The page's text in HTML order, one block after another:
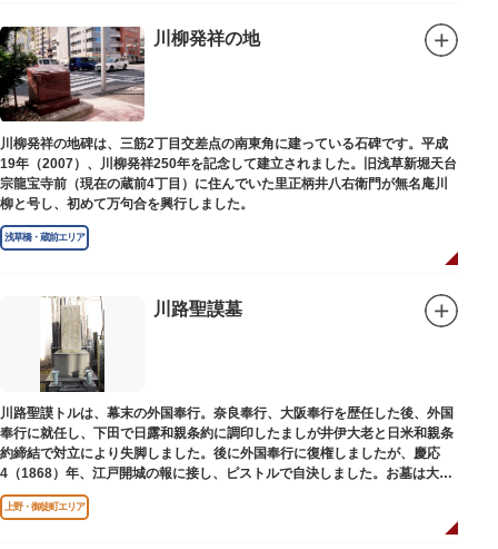
川柳発祥の地
川柳発祥の地碑は、三筋2丁目交差点の南東角に建っている石碑です。平成
19年（2007）、川柳発祥250年を記念して建立されました。旧浅草新堀天台
宗龍宝寺前（現在の蔵前4丁目）に住んでいた里正柄井八右衛門が無名庵川
柳と号し、初めて万句合を興行しました。
浅草橋・蔵前エリア
川路聖謨墓
川路聖謨トルは、幕末の外国奉行。奈良奉行、大阪奉行を歴任した後、外国
奉行に就任し、下田で日露和親条約に調印したましが井伊大老と日米和親条
約締結で対立により失脚しました。後に外国奉行に復権しましたが、慶応
4（1868）年、江戸開城の報に接し、ピストルで自決しました。お墓は大正
寺（たいしょうじ）にあります。
上野・御徒町エリア